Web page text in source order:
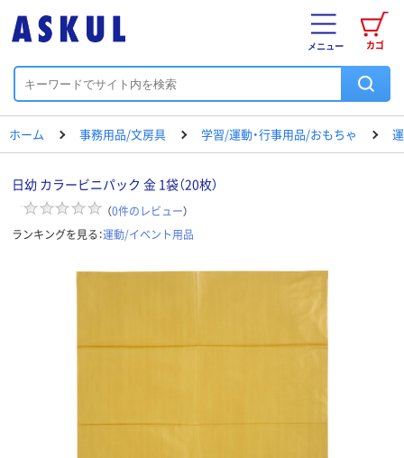
カゴ
メニュー
ホーム 事務用品/文房具 学習/運動・行事用品/おもちゃ
日幼 カラービニパック 金 1袋（20枚）
（0件のレビュー）
ランキングを見る：運動/イベント用品